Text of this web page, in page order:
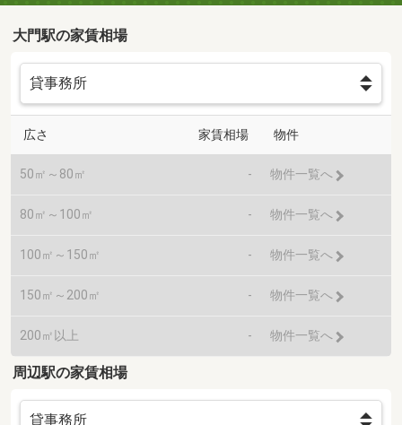
大門駅の家賃相場
広さ 家賃相場 物件
50㎡～80㎡ - 物件一覧へ
80㎡～100㎡ - 物件一覧へ
100㎡～150㎡ - 物件一覧へ
150㎡～200㎡ - 物件一覧へ
200㎡以上 - 物件一覧へ
周辺駅の家賃相場